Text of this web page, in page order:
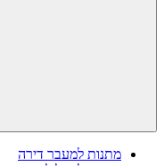
מתנות למעבר דירה